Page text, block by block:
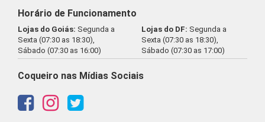
Horário de Funcionamento
Lojas do Goiás: Segunda a
Sexta (07:30 as 18:30),
Sábado (07:30 as 16:00)
Lojas do DF: Segunda a
Sexta (07:30 as 18:30),
Sábado (07:30 as 17:00)
Coqueiro nas Mídias Sociais